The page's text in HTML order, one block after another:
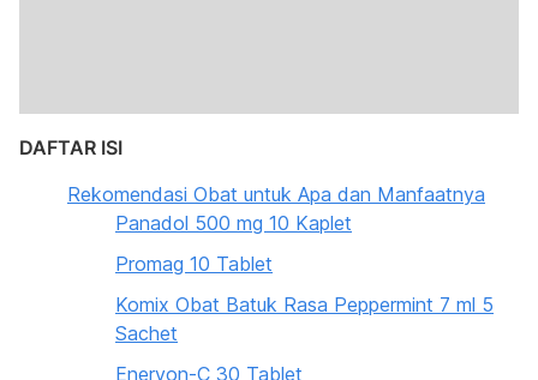
DAFTAR ISI
Rekomendasi Obat untuk Apa dan Manfaatnya
Panadol 500 mg 10 Kaplet
Promag 10 Tablet
Komix Obat Batuk Rasa Peppermint 7 ml 5
Sachet
Enervon-C 30 Tablet